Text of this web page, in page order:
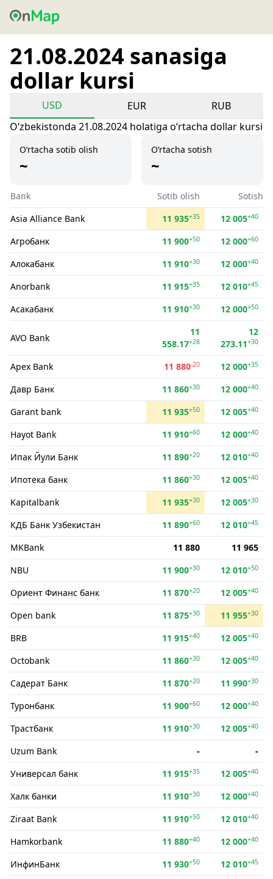
21.08.2024 sanasiga
dollar kursi
USD EUR
RUB
Oʻzbekistonda 21.08.2024 holatiga oʻrtacha dollar kursi
O‘rtacha sotib olish
~
O‘rtacha sotish
~
Bank Sotib olish
Sotish
Asia Alliance Bank
11 935+35 12 005+40
Агробанк 11 900+50 12 000+60
Алокабанк 11 910+30 12 000+40
Anorbank 11 915+35 12 010+45
Асакабанк 11 910+30 12 000+50
AVO Bank
11
558.17+28
12
273.11+30
Apex Bank 11 880-20 12 000+35
Давр Банк 11 860+30 12 000+40
Garant bank 11 935+50 12 005+40
Hayot Bank 11 910+60 12 000+40
Ипак Йули Банк 11 890+20 12 010+40
Ипотека банк 11 860+30 12 005+40
Kapitalbank 11 935+30 12 005+30
КДБ Банк Узбекистан 11 890+60 12 010+45
MKBank 11 880
11 965
NBU
11 900+30 12 010+50
Ориент Финанс банк 11 870+20 12 005+40
Open bank 11 875+30 11 955+30
BRB 11 915+40 12 005+40
Octobank 11 860+30 12 005+40
Садерат Банк 11 870+20 11 990+30
Туронбанк 11 900+60 12 000+40
Трастбанк 11 910+30 12 005+40
Uzum Bank -
-
Универсал банк
11 915+35 12 005+40
Халк банки 11 910+30 12 000+40
Ziraat Bank 11 910+50 12 010+40
Hamkorbank 11 880+40 12 000+40
ИнфинБанк 11 930+50 12 010+45